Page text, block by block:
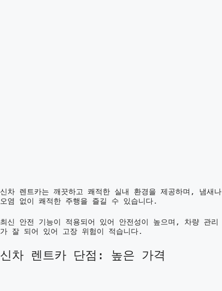
신차 렌트카는 깨끗하고 쾌적한 실내 환경을 제공하며, 냄새나
오염 없이 쾌적한 주행을 즐길 수 있습니다.
최신 안전 기능이 적용되어 있어 안전성이 높으며, 차량 관리
가 잘 되어 있어 고장 위험이 적습니다.
신차 렌트카 단점: 높은 가격